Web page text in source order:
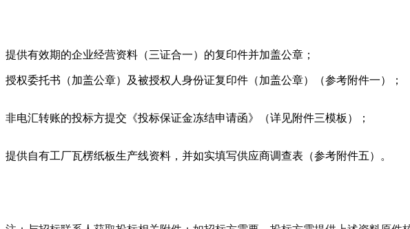
提供有效期的企业经营资料（三证合一）的复印件并加盖公章；
授权委托书（加盖公章）及被授权人身份证复印件（加盖公章）（参考附件一）；
非电汇转账的投标方提交《投标保证金冻结申请函》（详见附件三模板）；
提供自有工厂瓦楞纸板生产线资料，并如实填写供应商调查表（参考附件五）。